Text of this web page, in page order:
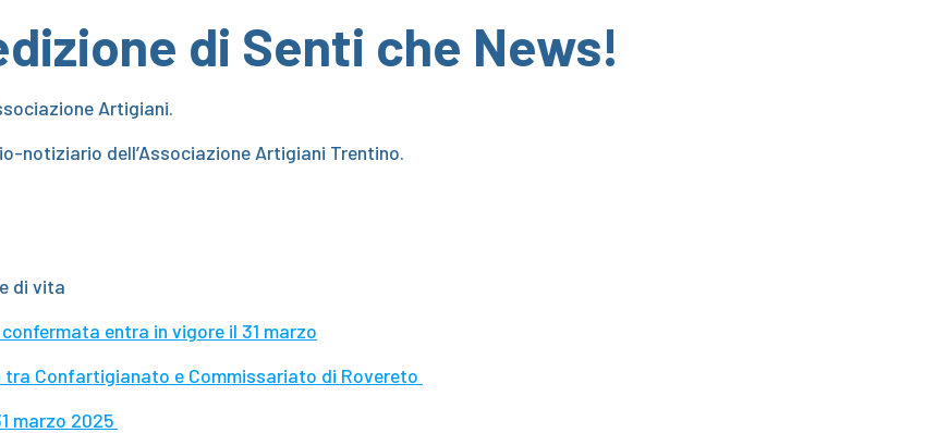
di Senti che News!
Artigiani.
notiziario dell’Associazione Artigiani Trentino.
di vita
entra in vigore il 31 marzo
Confartigianato e Commissariato di Rovereto
marzo 2025